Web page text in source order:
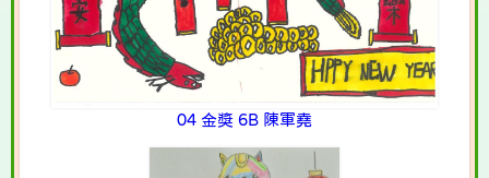
04 金獎 6B 陳軍堯